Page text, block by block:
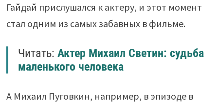
Гайдай прислушался к актеру, и этот момент
стал одним из самых забавных в фильме.
Читать: Актер Михаил Светин: судьба
маленького человека
А Михаил Пуговкин, например, в эпизоде в